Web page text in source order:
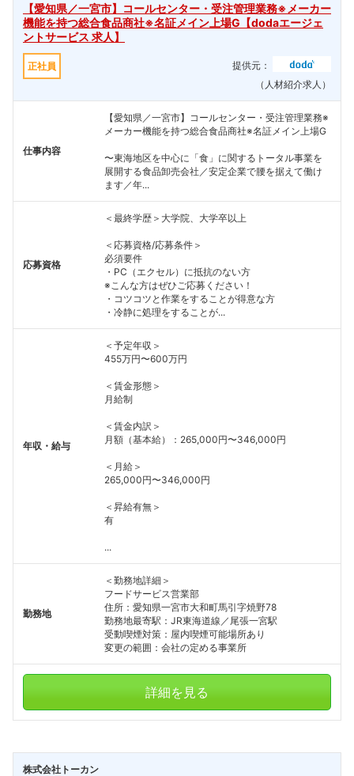
【愛知県／一宮市】コールセンター・受注管理業務※メーカー
機能を持つ総合食品商社※名証メイン上場G【dodaエージェ
ントサービス 求人】
正社員
提供元：
（人材紹介求人）
仕事内容
【愛知県／一宮市】コールセンター・受注管理業務※
メーカー機能を持つ総合食品商社※名証メイン上場G
〜東海地区を中心に「食」に関するトータル事業を
展開する食品卸売会社／安定企業で腰を据えて働け
ます／年...
応募資格
＜最終学歴＞大学院、大学卒以上
＜応募資格/応募条件＞
必須要件
・PC（エクセル）に抵抗のない方
※こんな方はぜひご応募ください！
・コツコツと作業をすることが得意な方
・冷静に処理をすることが...
年収・給与
＜予定年収＞
455万円〜600万円
＜賃金形態＞
月給制
＜賃金内訳＞
月額（基本給）：265,000円〜346,000円
＜月給＞
265,000円〜346,000円
＜昇給有無＞
有
...
勤務地
＜勤務地詳細＞
フードサービス営業部
住所：愛知県一宮市大和町馬引字焼野78
勤務地最寄駅：JR東海道線／尾張一宮駅
受動喫煙対策：屋内喫煙可能場所あり
変更の範囲：会社の定める事業所
詳細を見る
株式会社トーカン